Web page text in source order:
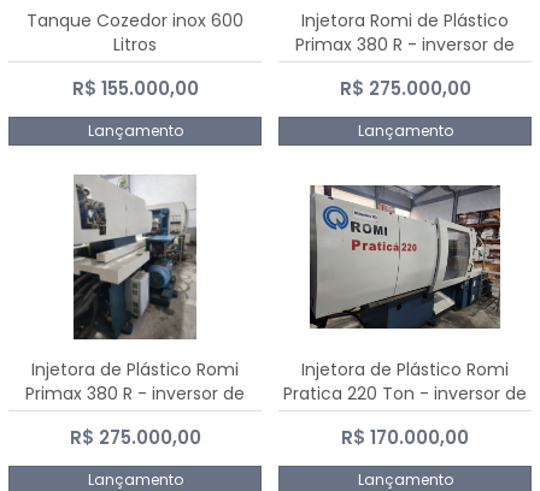
Tanque Cozedor inox 600
Litros
R$ 155.000,00
Lançamento
Injetora Romi de Plástico
Primax 380 R - inversor de
frequência NR 12 - 2008
R$ 275.000,00
Lançamento
Injetora de Plástico Romi
Primax 380 R - inversor de
frequência NR 12
R$ 275.000,00
Lançamento
Injetora de Plástico Romi
Pratica 220 Ton - inversor de
frequência NR 12
R$ 170.000,00
Lançamento